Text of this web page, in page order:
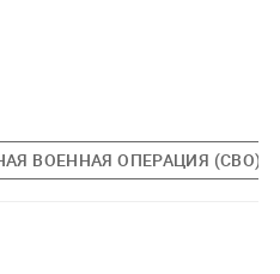
ВОЕННАЯ ОПЕРАЦИЯ (СВО)